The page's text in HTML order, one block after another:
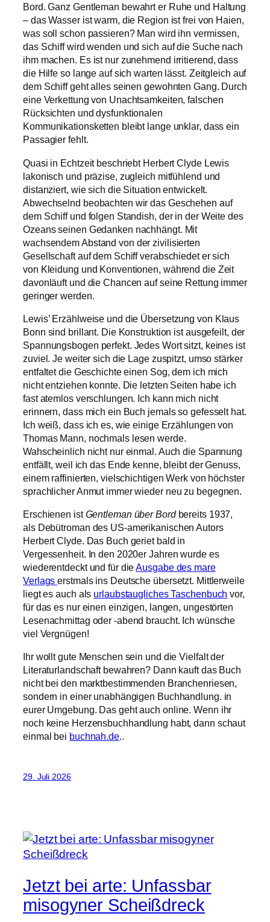
Bord. Ganz Gentleman bewahrt er Ruhe und Haltung
– das Wasser ist warm, die Region ist frei von Haien,
was soll schon passieren? Man wird ihn vermissen,
das Schiff wird wenden und sich auf die Suche nach
ihm machen. Es ist nur zunehmend irritierend, dass
die Hilfe so lange auf sich warten lässt. Zeitgleich auf
dem Schiff geht alles seinen gewohnten Gang. Durch
eine Verkettung von Unachtsamkeiten, falschen
Rücksichten und dysfunktionalen
Kommunikationsketten bleibt lange unklar, dass ein
Passagier fehlt.
Quasi in Echtzeit beschriebt Herbert Clyde Lewis
lakonisch und präzise, zugleich mitfühlend und
distanziert, wie sich die Situation entwickelt.
Abwechselnd beobachten wir das Geschehen auf
dem Schiff und folgen Standish, der in der Weite des
Ozeans seinen Gedanken nachhängt. Mit
wachsendem Abstand von der zivilisierten
Gesellschaft auf dem Schiff verabschiedet er sich
von Kleidung und Konventionen, während die Zeit
davonläuft und die Chancen auf seine Rettung immer
geringer werden.
Lewis’ Erzählweise und die Übersetzung von Klaus
Bonn sind brillant. Die Konstruktion ist ausgefeilt, der
Spannungsbogen perfekt. Jedes Wort sitzt, keines ist
zuviel. Je weiter sich die Lage zuspitzt, umso stärker
entfaltet die Geschichte einen Sog, dem ich mich
nicht entziehen konnte. Die letzten Seiten habe ich
fast atemlos verschlungen. Ich kann mich nicht
erinnern, dass mich ein Buch jemals so gefesselt hat.
Ich weiß, dass ich es, wie einige Erzählungen von
Thomas Mann, nochmals lesen werde.
Wahscheinlich nicht nur einmal. Auch die Spannung
entfällt, weil ich das Ende kenne, bleibt der Genuss,
einem raffinierten, vielschichtigen Werk von höchster
sprachlicher Anmut immer wieder neu zu begegnen.
Erschienen istGentleman über Bord bereits 1937,
als Debütroman des US-amerikanischen Autors
Herbert Clyde. Das Buch geriet bald in
Vergessenheit. In den 2020er Jahren wurde es
wiederentdeckt und für dieAusgabe des mare
Verlagserstmals ins Deutsche übersetzt. Mittlerweile
liegt es auch als urlaubstaugliches Taschenbuch vor,
für das es nur einen einzigen, langen, ungestörten
Lesenachmittag oder -abend braucht. Ich wünsche
viel Vergnügen!
Ihr wollt gute Menschen sein und die Vielfalt der
Literaturlandschaft bewahren? Dann kauft das Buch
nicht bei den marktbestimmenden Branchenriesen,
sondern in einer unabhängigen Buchhandlung. in
eurer Umgebung. Das geht auch online. Wenn ihr
noch keine Herzensbuchhandlung habt, dann schaut
einmal bei buchnah.de..
29. Juli 2026
Jetzt bei arte: Unfassbar
misogyner Scheißdreck